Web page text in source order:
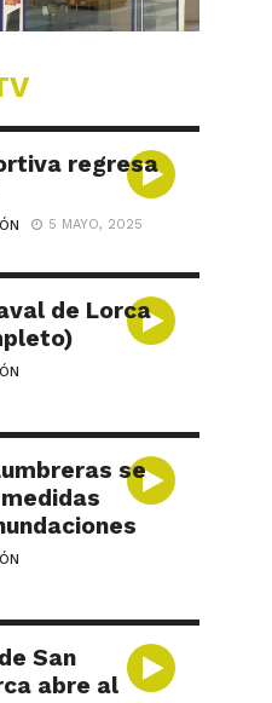
regresa
5 MAYO, 2025
de Lorca
se
San
abre al